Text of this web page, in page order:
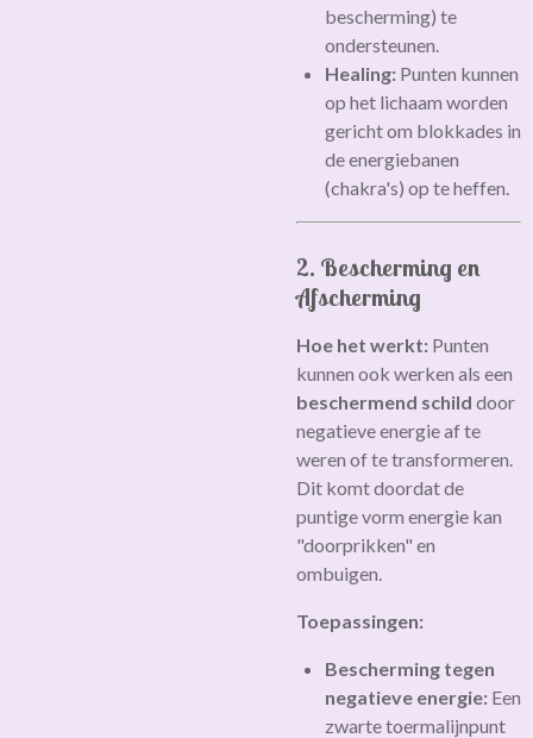
bescherming) te
ondersteunen.
Healing: Punten kunnen
op het lichaam worden
gericht om blokkades in
de energiebanen
(chakra's) op te heffen.
2. Bescherming en
Afscherming
Hoe het werkt: Punten
kunnen ook werken als een
beschermend schild door
negatieve energie af te
weren of te transformeren.
Dit komt doordat de
puntige vorm energie kan
"doorprikken" en
ombuigen.
Toepassingen:
Bescherming tegen
negatieve energie: Een
zwarte toermalijnpunt